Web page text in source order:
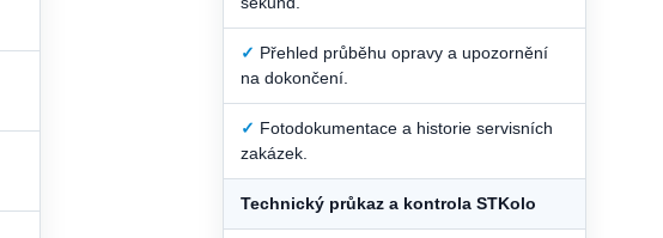
✓ Přehled průběhu opravy a upozornění
na dokončení.
✓ Fotodokumentace a historie servisních
zakázek.
Technický průkaz a kontrola STKolo